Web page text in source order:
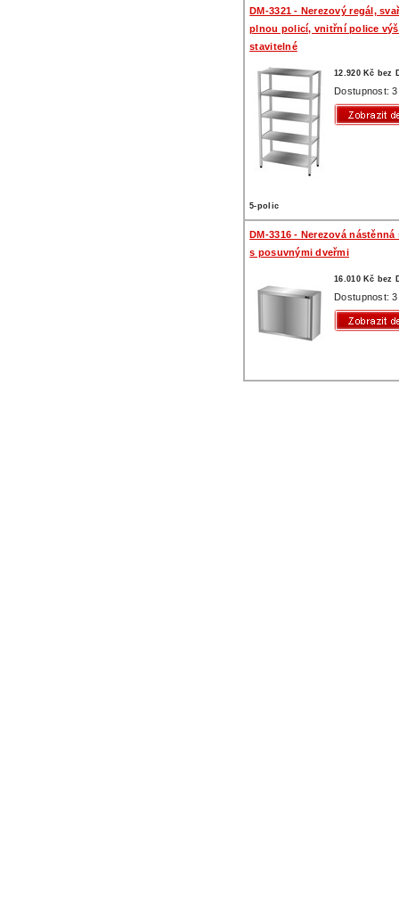
DM-3321 - Nerezový regál,
plnou policí, vnitřní police
stavitelné
12.920 Kč bez
Dostupnost:
5-polic
DM-3316 - Nerezová nástěnná
s posuvnými dveřmi
16.010 Kč bez
Dostupnost: